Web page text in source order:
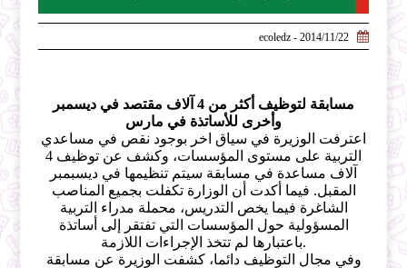

2014/11/22 - ecoledz
مسابقة لتوظيف أكثر من 4 آلاف مقتصد في ديسمبر
وأخرى للأساتذة في مارس
اعترفت الوزيرة في سياق اخر بوجود نقص في مساعدي
التربية على مستوى المؤسسات، وكشف عن توظيف 4
آلاف مساعدة في مسابقة سيتم تنظيمها في ديسبمبر
المقبل. فيما أكدت أن الوزارة تكفلت بجميع المناصب
الشاغرة فيما يخص التدريس، محملة مدراء التربية
المسؤولية حول المؤسسات التي تفتقر إلى أساتذة
باعتبارها لم تتخذ الإجراءات اللازمة.
وفي مجال التوظيف دائما، كشفت الوزيرة عن مسابقة